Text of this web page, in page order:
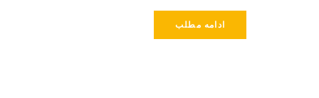
ادامه مطلب